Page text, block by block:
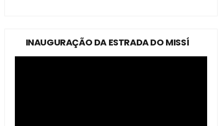
INAUGURAÇÃO DA ESTRADA DO MISSÍ